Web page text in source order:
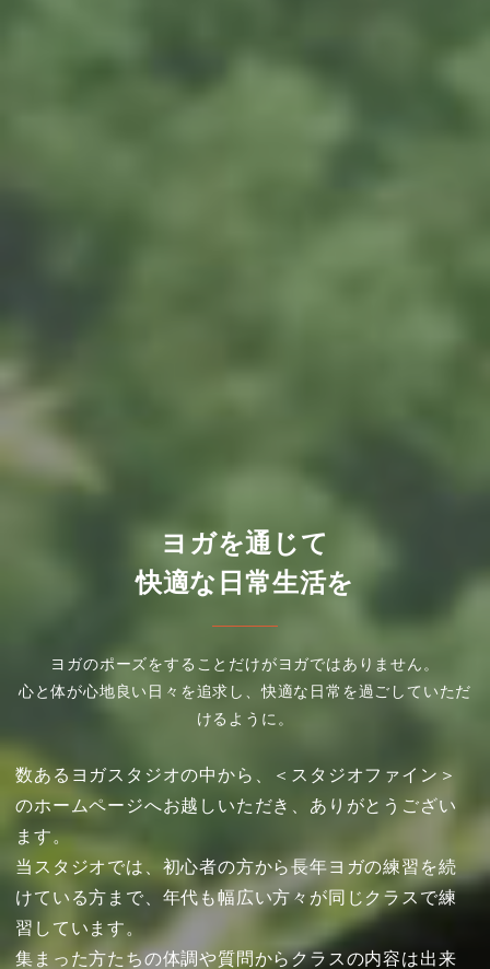
ヨガを通じて
快適な日常生活を
ヨガのポーズをすることだけがヨガではありません。
心と体が心地良い日々を追求し、快適な日常を過ごしていただ
けるように。
数あるヨガスタジオの中から、＜スタジオファイン＞
のホームページへお越しいただき、ありがとうござい
ます。
当スタジオでは、初心者の方から長年ヨガの練習を続
けている方まで、年代も幅広い方々が同じクラスで練
習しています。
集まった方たちの体調や質問からクラスの内容は出来